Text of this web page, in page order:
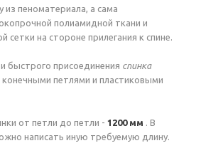
пеноматериала, а сама
полиамидной ткани и
сетки на стороне прилегания к спине.
быстрого присоединения спинка
конечными петлями и пластиковыми
от петли до петли - 1200 мм . В
написать иную требуемую длину.